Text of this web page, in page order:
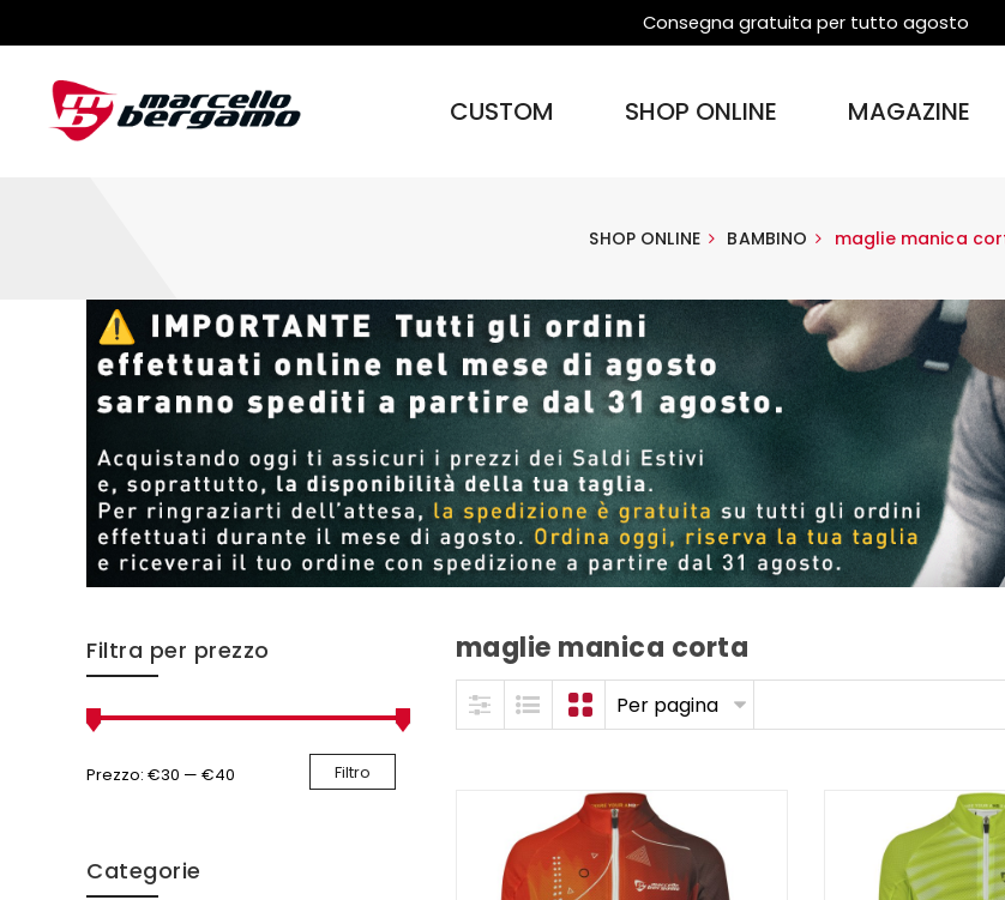
Consegna gratuita per tutto agosto
CUSTOM SHOP ONLINE MAGAZINE
SHOP ONLINE BAMBINO maglie manica
Skip to content maglie manica corta
Per pagina
Filtra per prezzo
Filtro
Prezzo: €30 — €40
Categorie